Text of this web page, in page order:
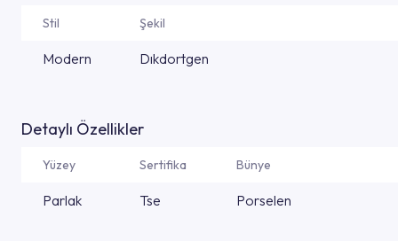
Stil Şekil
Modern Dıkdortgen
Detaylı Özellikler
Yüzey Sertifika Bünye
Parlak Tse Porselen